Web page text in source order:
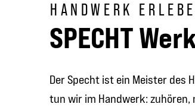
HANDWERK
SPECHT
Der Specht ist ein Meister des
tun wir im Handwerk: zuhören,